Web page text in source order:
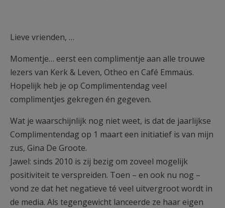
Lieve vrienden, …
Momentje… eerst een complimentje aan alle trouwe
lezers van Kerk & Leven, Otheo en Café Emmaüs.
Hopelijk heb je op Complimentendag veel
complimentjes gekregen én gegeven.
Wat je waarschijnlijk nog niet weet, is dat de jaarlijkse
Complimentendag op 1 maart een initiatief is van mijn
zus, Gina De Groote.
Jawel: sinds 2010 is zij bezig om zoveel mogelijk
positiviteit te verspreiden. Toen – en ook nu nog –
vond ze dat het negatieve té veel uitvergroot wordt in
de media. Als tegengewicht lanceerde ze haar eigen